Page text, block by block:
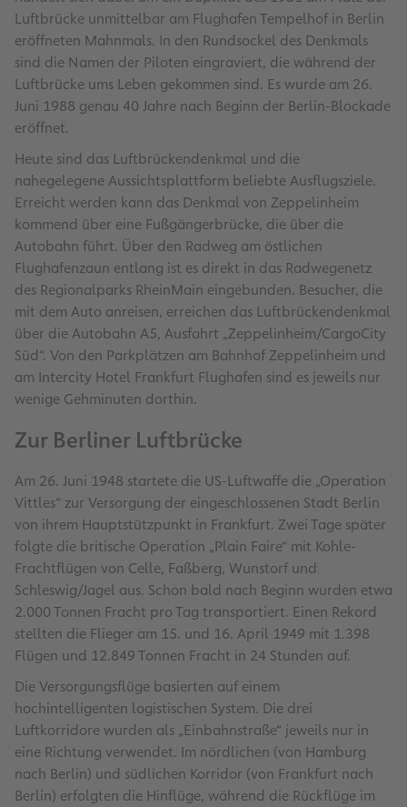
Luftbrücke unmittelbar am Flughafen Tempelhof in Berlin
eröffneten Mahnmals. In den Rundsockel des Denkmals
sind die Namen der Piloten eingraviert, die während der
Luftbrücke ums Leben gekommen sind. Es wurde am 26.
Juni 1988 genau 40 Jahre nach Beginn der Berlin-Blockade
eröffnet.
Heute sind das Luftbrückendenkmal und die
nahegelegene Aussichtsplattform beliebte Ausflugsziele.
Erreicht werden kann das Denkmal von Zeppelinheim
kommend über eine Fußgängerbrücke, die über die
Autobahn führt. Über den Radweg am östlichen
Flughafenzaun entlang ist es direkt in das Radwegenetz
des Regionalparks RheinMain eingebunden. Besucher, die
mit dem Auto anreisen, erreichen das Luftbrückendenkmal
über die Autobahn A5, Ausfahrt „Zeppelinheim/CargoCity
Süd“. Von den Parkplätzen am Bahnhof Zeppelinheim und
am Intercity Hotel Frankfurt Flughafen sind es jeweils nur
wenige Gehminuten dorthin.
Zur Berliner Luftbrücke
Am 26. Juni 1948 startete die US-Luftwaffe die „Operation
Vittles“ zur Versorgung der eingeschlossenen Stadt Berlin
von ihrem Hauptstützpunkt in Frankfurt. Zwei Tage später
folgte die britische Operation „Plain Faire“ mit Kohle-
Frachtflügen von Celle, Faßberg, Wunstorf und
Schleswig/Jagel aus. Schon bald nach Beginn wurden etwa
2.000 Tonnen Fracht pro Tag transportiert. Einen Rekord
stellten die Flieger am 15. und 16. April 1949 mit 1.398
Flügen und 12.849 Tonnen Fracht in 24 Stunden auf.
Die Versorgungsflüge basierten auf einem
hochintelligenten logistischen System. Die drei
Luftkorridore wurden als „Einbahnstraße“ jeweils nur in
eine Richtung verwendet. Im nördlichen (von Hamburg
nach Berlin) und südlichen Korridor (von Frankfurt nach
Berlin) erfolgten die Hinflüge, während die Rückflüge im